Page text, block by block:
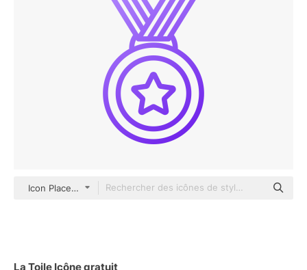
Icon Place Others
La Toile Icône gratuit